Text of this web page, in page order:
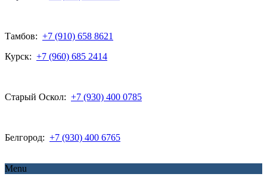
Тамбов: +7 (910) 658 8621
Курск: +7 (960) 685 2414
Старый Оскол: +7 (930) 400 0785
Белгород: +7 (930) 400 6765
Menu